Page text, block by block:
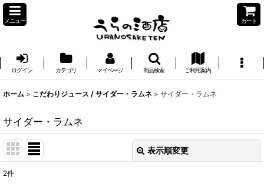
メニュー カート
ログイン カテゴリ マイページ 商品検索 ご利用案内
ホーム > こだわりジュース / サイダー・ラムネ > サイダー・ラムネ
サイダー・ラムネ
表示順変更
2件